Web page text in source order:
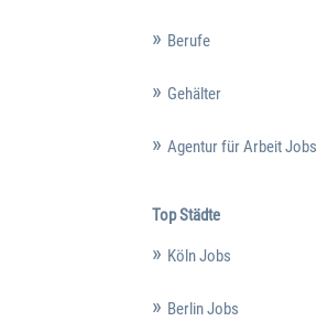
Berufe
Gehälter
Agentur für Arbeit Jobs
Top Städte
Köln Jobs
Berlin Jobs